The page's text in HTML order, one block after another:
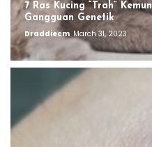
7 Ras Kucing “Trah”
Gangguan Genetik
Draddiecm March 31, 2023